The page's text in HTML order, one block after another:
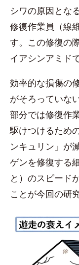
シワの原因とな
修復作業員（線
す。この修復の
イアシンアミドで
効率的な損傷の
がそろっていな
部分では修復作
駆けつけるため
ンキュリン」が
ゲンを修復する
と）のスピード
ことが今回の研